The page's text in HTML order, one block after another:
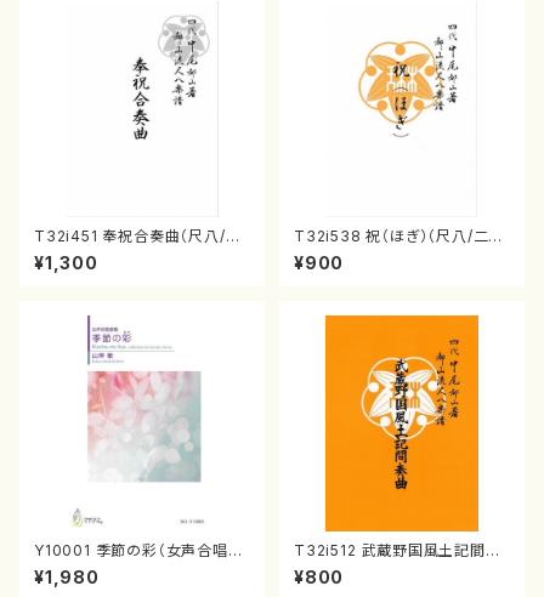
T32i451 奉祝合奏曲（尺八/久
本玄智/楽譜）都山流公刊楽譜曲
番:2158
¥1,300
T32i538 祝（ほぎ）（尺八/二代
池田静山/楽譜）都山流公刊楽譜
曲番:2247
¥900
Y10001 季節の彩（女声合唱、
ピアノ/山岸徹/楽譜）
¥1,980
T32i512 武蔵野国風土記間奏
曲（尺八/初代 山川園松/楽譜）
都山流公刊楽譜曲番:2221
¥800